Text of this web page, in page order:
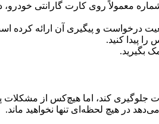
معمولاً روی کارت گارانتی
درخواست و پیگیری آن ارائه کرده
پیدا کنید.
بگیرید.
جلوگیری کند، اما هیچ‌کس از
در هیچ لحظه‌ای تنها نخواهید ماند.